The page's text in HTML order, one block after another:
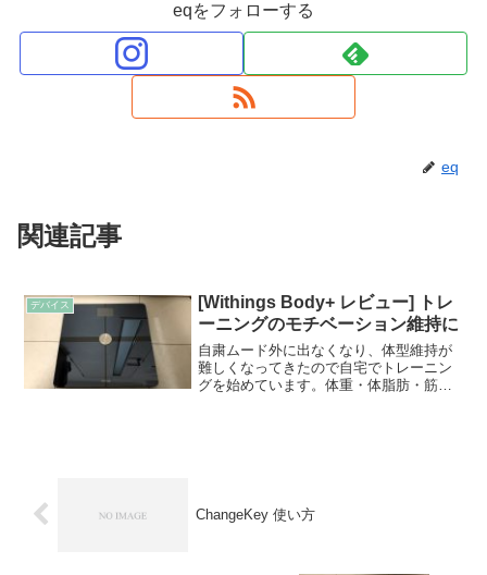
eqをフォローする
eq
関連記事
デバイス
[Withings Body+ レビュー] トレ
ーニングのモチベーション維持に
自粛ムード外に出なくなり、体型維持が
難しくなってきたので自宅でトレーニン
グを始めています。体重・体脂肪・筋肉
ChangeKey 使い方